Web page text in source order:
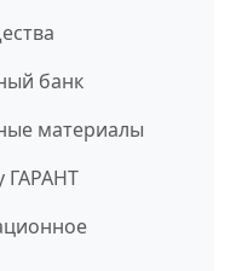
банк
материалы
ГАРАНТ